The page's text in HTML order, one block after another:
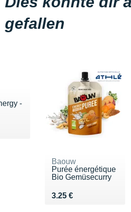
gefallen
-
Baouw
Purée énergétique
Bio Gemüsecurry
3.25 €
Vendu 3.25 €